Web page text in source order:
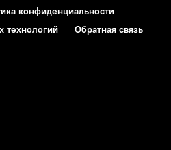
конфиденциальности
технологий Обратная связь